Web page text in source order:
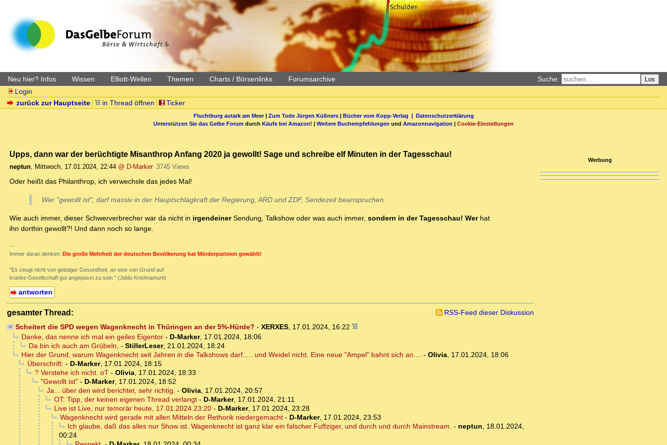
Neu hier? Infos Wissen Elliott-Wellen Themen Charts / Börsenlinks Forumsarchive Suche: Los
Login
zurück zur Hauptseite
in Thread öffnen Ticker
Fluchtburg autark am Meer| Zum Tode Jürgen Küßners| Bücher vom Kopp-Verlag | Datenschutzerklärung
Unterstützen Sie das Gelbe Forum durch Käufe bei Amazon! | Weitere Buchempfehlungen und Amazonnavigation | Cookie-Einstellungen
Upps, dann war der berüchtigte Misanthrop Anfang 2020 ja gewollt! Sage und schreibe elf Minuten in der Tagesschau!
neptun, Mittwoch, 17.01.2024, 22:44 @ D-Marker 3745 Views
Oder heißt das Philanthrop, ich verwechsle das jedes Mal!
Wer "gewollt ist", darf massiv in der Hauptschlagkraft der Regierung, ARD und ZDF, Sendezeit beanspruchen.
Wie auch immer, dieser Schwerverbrecher war da nicht in irgendeinerSendung, Talkshow oder was auch immer, sondern in der Tagesschau! Werhat
ihn dorthin gewollt?! Und dann noch so lange.
--
Immer daran denken: Die große Mehrheit der deutschen Bevölkerung hat Mörderparteien gewählt!
"Es zeugt nicht von geistiger Gesundheit, an eine von Grund auf
kranke Gesellschaft gut angepasst zu sein." (Jiddu Krishnamurti)
antworten
gesamter Thread:
RSS-Feed dieser Diskussion
Scheitert die SPD wegen Wagenknecht in Thüringen an der 5%-Hürde? - XERXES, 17.01.2024, 16:22
Danke, das nenne ich mal ein geiles Eigentor- D-Marker, 17.01.2024, 18:06
Da bin ich auch am Grübeln, - StillerLeser, 21.01.2024, 18:24
Hier der Grund, warum Wagenknecht seit Jahren in die Talkshows darf..... und Weidel nicht. Eine neue "Ampel" bahnt sich an.... - Olivia, 17.01.2024, 18:06
Überschrift: - D-Marker, 17.01.2024, 18:15
? Verstehe ich nicht. oT- Olivia, 17.01.2024, 18:33
"Gewollt ist"- D-Marker, 17.01.2024, 18:52
Ja... über den wird berichtet, sehr richtig. - Olivia, 17.01.2024, 20:57
OT: Tipp, der keinen eigenen Thread verlangt- D-Marker, 17.01.2024, 21:11
Live ist Live, nur temorär heute, 17.01.2024 23:20- D-Marker, 17.01.2024, 23:28
Wagenknecht wird gerade mit allen Mitteln der Rethorik niedergemacht- D-Marker, 17.01.2024, 23:53
Ich glaube, daß das alles nur Show ist. Wagenknecht ist ganz klar ein falscher Fuffziger, und durch und durch Mainstream. - neptun, 18.01.2024,
00:24
Werbung